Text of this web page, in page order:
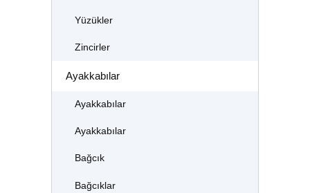
Yüzükler
Zincirler
Ayakkabılar
Ayakkabılar
Ayakkabılar
Bağcık
Bağcıklar